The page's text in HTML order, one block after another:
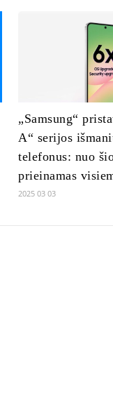
„Samsung“
A“ serijos
telefonus: nuo
prieinamas
2025 03 03